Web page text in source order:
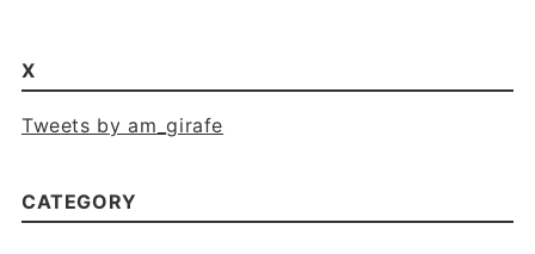
X
Tweets by am_girafe
CATEGORY